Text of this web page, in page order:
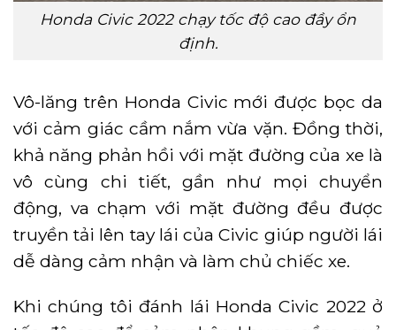
Honda Civic 2022 chạy tốc độ cao đầy ổn
định.
Vô-lăng trên Honda Civic mới được bọc da
với cảm giác cầm nắm vừa vặn. Đồng thời,
khả năng phản hồi với mặt đường của xe là
vô cùng chi tiết, gần như mọi chuyển
động, va chạm với mặt đường đều được
truyền tải lên tay lái của Civic giúp người lái
dễ dàng cảm nhận và làm chủ chiếc xe.
Khi chúng tôi đánh lái Honda Civic 2022 ở